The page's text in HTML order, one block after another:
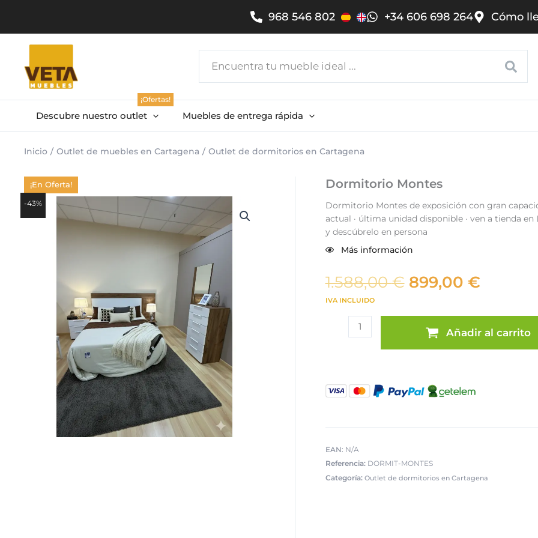
contenido
968 546 802 +34 606 698 264 Cómo
Descubre nuestro outlet
¡Ofertas!
Muebles de entrega rápida
Inicio Outlet de muebles en Cartagena Outlet de dormitorios en Cartagena
¡En Oferta!
-43%
Dormitorio Montes
Dormitorio Montes de exposición con gran
actual · última unidad disponible · ven a tienda en
y descúbrelo en persona
Más información
1.588,00€ El
original
era:
1.588,00 €.
899,00 €El
actual
es:
IVA INCLUIDO
Dormitorio
Montes
Añadir al carrito
EAN: N/A
Referencia: DORMIT-MONTES
Categoría: Outlet de dormitorios en Cartagena